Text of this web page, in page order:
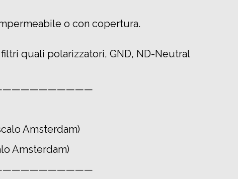
o con copertura.
quali polarizzatori, GND, ND-Neutral
Amsterdam)
Amsterdam)